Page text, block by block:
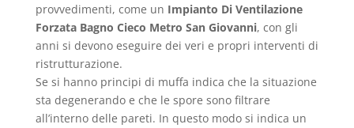
provvedimenti, come un Impianto Di Ventilazione
Forzata Bagno Cieco Metro San Giovanni, con gli
anni si devono eseguire dei veri e propri interventi di
ristrutturazione.
Se si hanno principi di muffa indica che la situazione
sta degenerando e che le spore sono filtrare
all’interno delle pareti. In questo modo si indica un